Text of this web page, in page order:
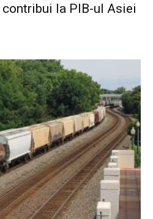
la PIB-ul Asiei